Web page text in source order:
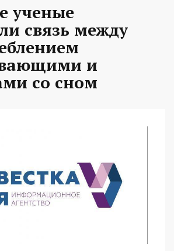
ученые
связь между
и
со сном